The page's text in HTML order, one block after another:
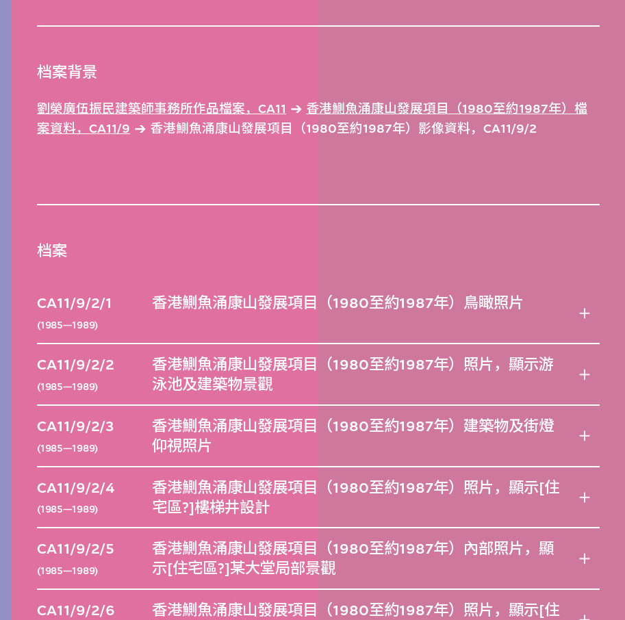
档案背景
劉榮廣伍振民建築師事務所作品檔案，CA11
香港鰂魚涌康山發展項目（1980至約1987年）檔
案資料，CA11/9
香港鰂魚涌康山發展項目（1980至約1987年）影像資料，CA11/9/2
档案
CA11/9/2/1
(1985—1989)
香港鰂魚涌康山發展項目（1980至約1987年）鳥瞰照片
CA11/9/2/2
(1985—1989)
香港鰂魚涌康山發展項目（1980至約1987年）照片，顯示游
泳池及建築物景觀
CA11/9/2/3
(1985—1989)
香港鰂魚涌康山發展項目（1980至約1987年）建築物及街燈
仰視照片
CA11/9/2/4
(1985—1989)
香港鰂魚涌康山發展項目（1980至約1987年）照片，顯示[住
宅區?]樓梯井設計
CA11/9/2/5
(1985—1989)
香港鰂魚涌康山發展項目（1980至約1987年）內部照片，顯
示[住宅區?]某大堂局部景觀
CA11/9/2/6
香港鰂魚涌康山發展項目（1980至約1987年）照片，顯示[住